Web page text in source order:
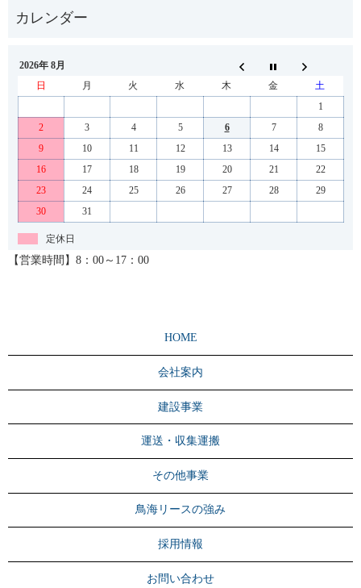
2026年 8月
日
月 火 水 木 金
土
1
2
3 4 5 6 7
8
9
10 11 12 13 14
15
16
17 18 19 20 21
22
23
24 25 26 27 28
29
30
31
定休日
【営業時間】8：00～17：00
HOME
会社案内
建設事業
運送・収集運搬
その他事業
鳥海リースの強み
採用情報
お問い合わせ